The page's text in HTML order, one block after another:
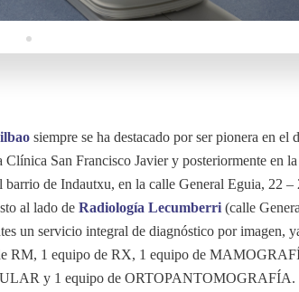
siempre se ha destacado por ser pionera en el
San Francisco Javier y posteriormente en
de Indautxu, en la calle General Eguia, 22 –
al lado de Radiología Lecumberri (calle
un servicio integral de diagnóstico por imagen,
RM, 1 equipo de RX, 1 equipo de
y 1 equipo de ORTOPANTOMOGRAFÍA.